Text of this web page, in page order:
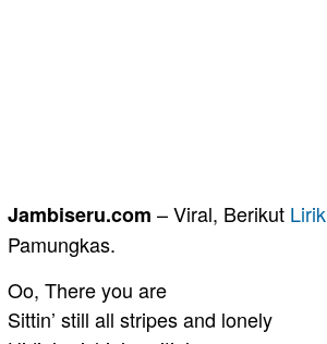
Jambiseru.com – Viral, Berikut Lirik
Pamungkas.
Oo, There you are
Sittin’ still all stripes and lonely